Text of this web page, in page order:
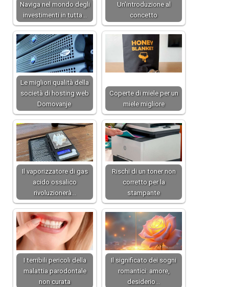
Naviga nel mondo degli
investimenti in tutta…
Un'introduzione al
concetto
Le migliori qualità della
società di hosting web
Domovanje
Coperte di miele per un
miele migliore
Il vaporizzatore di gas
acido ossalico
rivoluzionerà…
Rischi di un toner non
corretto per la
stampante
I terribili pericoli della
malattia parodontale
non curata
Il significato dei sogni
romantici: amore,
desiderio…